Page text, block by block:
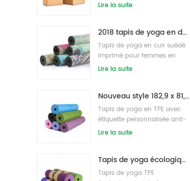
Lire la suite
2018 tapis de yoga en daim imprimés personnalisés en caoutchouc naturel de mode en gros
Tapis de yoga en cuir suédé
imprimé pour femmes en
caoutchouc naturel
Lire la suite
Nouveau style 182,9 x 81,3 cm non toxique, sans latex, sans PVC - Tapis de yoga 100 % TPE.
Tapis de yoga en TPE avec
étiquette personnalisée anti-
dérapante haute densité en
Lire la suite
Tapis de yoga écologique breveté non toxique en gros TPE en provenance de Chine
Tapis de yoga TPE